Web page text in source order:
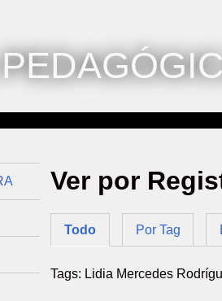
Ver por
Todo Por Tag
Tags: Lidia Mercedes